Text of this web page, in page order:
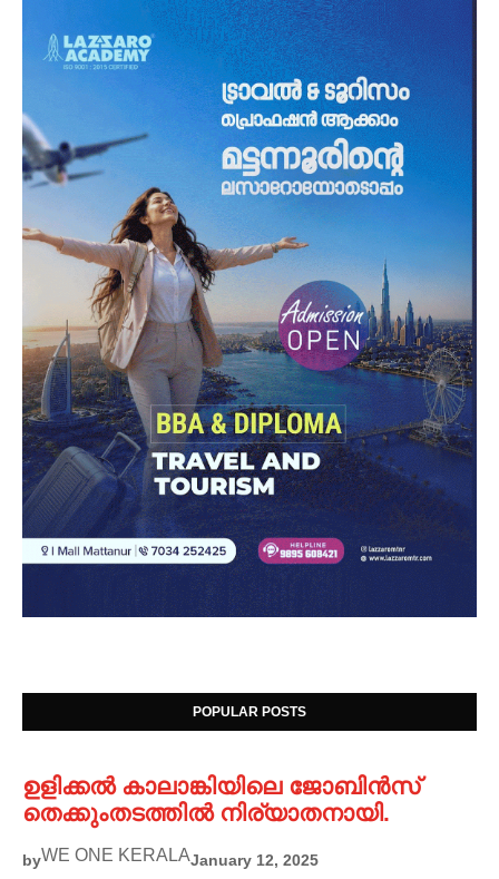
POPULAR POSTS
ഉളിക്കൽ കാലാങ്കിയിലെ ജോബിൻസ്
തെക്കുംതടത്തിൽ നിര്യാതനായി.
byWE ONE KERALAJanuary 12, 2025